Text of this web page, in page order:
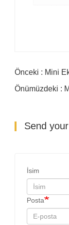
Önceki : Mini
Önümüzdeki :
Send
İsim
Posta